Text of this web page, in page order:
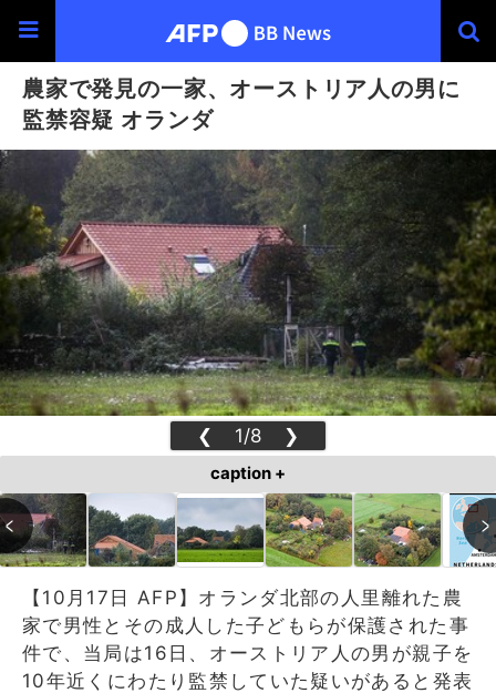
農家で発見の一家、オーストリア人の男に
監禁容疑 オランダ
❮ 1/8 ❯
caption +
【10月17日 AFP】オランダ北部の人里離れた農
家で男性とその成人した子どもらが保護された事
件で、当局は16日、オーストリア人の男が親子を
10年近くにわたり監禁していた疑いがあると発表